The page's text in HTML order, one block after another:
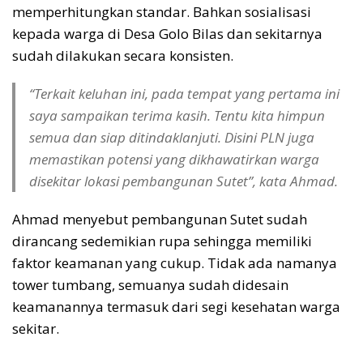
memperhitungkan standar. Bahkan sosialisasi
kepada warga di Desa Golo Bilas dan sekitarnya
sudah dilakukan secara konsisten.
“Terkait keluhan ini, pada tempat yang pertama ini
saya sampaikan terima kasih. Tentu kita himpun
semua dan siap ditindaklanjuti. Disini PLN juga
memastikan potensi yang dikhawatirkan warga
disekitar lokasi pembangunan Sutet”, kata Ahmad.
Ahmad menyebut pembangunan Sutet sudah
dirancang sedemikian rupa sehingga memiliki
faktor keamanan yang cukup. Tidak ada namanya
tower tumbang, semuanya sudah didesain
keamanannya termasuk dari segi kesehatan warga
sekitar.